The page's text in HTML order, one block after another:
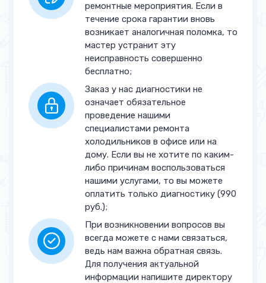
Замена таймера оттайки
Чистка дренажа
Замена сетевого кабеля от 1 200 руб.
Замена плавкого
предохранителя
Работы по электропроводке от 1 200 руб.
Устранение утечки от 2 000 руб.
Заправка фреоном
Замена температурного
датчика
от 2 000 руб.
Ремонт испарителя от 3 000 руб.
ремонтные мероприятия. Если в
течение срока гарантии вновь
возникает аналогичная поломка, то
мастер устранит эту
неисправность совершенно
бесплатно;
Заказ у нас диагностики не
означает обязательное
проведение нашими
специалистами ремонта
холодильников в офисе или на
дому. Если вы не хотите по каким-
либо причинам воспользоваться
нашими услугами, то вы можете
оплатить только диагностику (990
руб.);
При возникновении вопросов вы
всегда можете с нами связаться,
ведь нам важна обратная связь.
Для получения актуальной
информации напишите директору